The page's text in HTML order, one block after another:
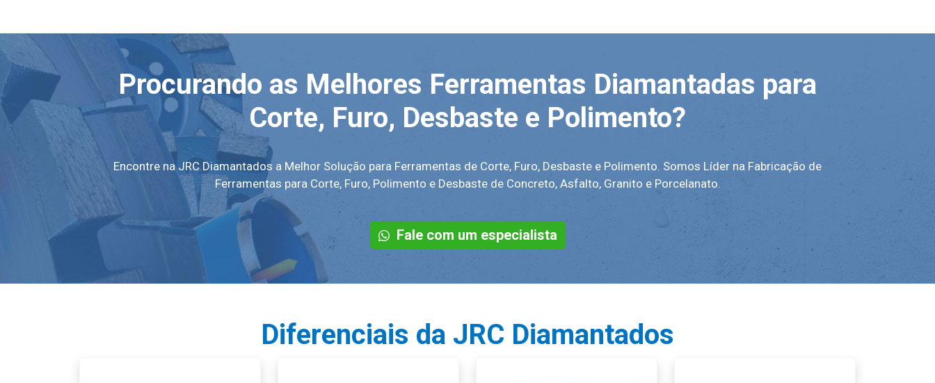
Procurando as Melhores Ferramentas Diamantadas para
Corte, Furo, Desbaste e Polimento?
Encontre na JRC Diamantados a Melhor Solução para Ferramentas de Corte, Furo, Desbaste e Polimento. Somos Líder na Fabricação de
Ferramentas para Corte, Furo, Polimento e Desbaste de Concreto, Asfalto, Granito e Porcelanato.
Fale com um especialista
Diferenciais da JRC Diamantados